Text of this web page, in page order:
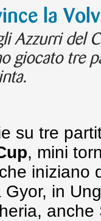
la
Azzurri del
giocato tre
su tre
, mini
che iniziano
in